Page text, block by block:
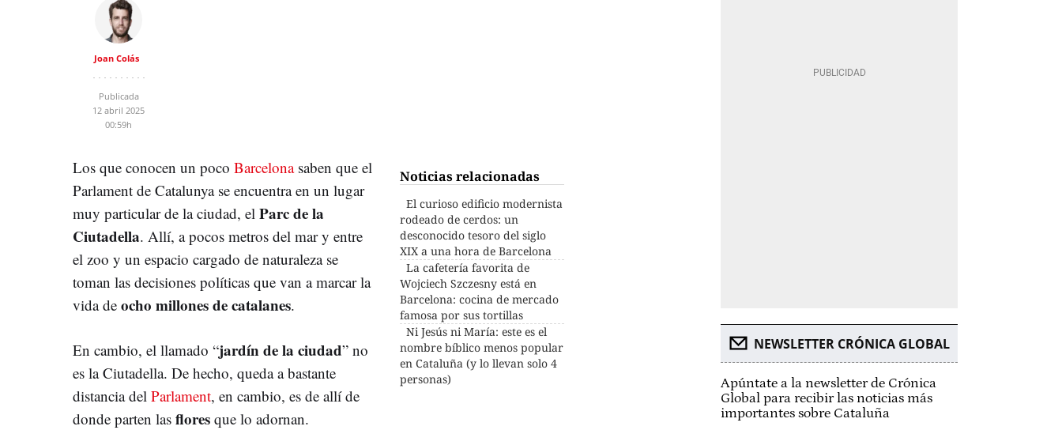
Joan Colás
Publicada
12 abril 2025
00:59h
Noticias relacionadas
El curioso edificio modernista
rodeado de cerdos: un
desconocido tesoro del siglo
XIX a una hora de Barcelona
La cafetería favorita de
Wojciech Szczesny está en
Barcelona: cocina de mercado
famosa por sus tortillas
Ni Jesús ni María: este es el
nombre bíblico menos popular
en Cataluña (y lo llevan solo 4
personas)
Los que conocen un poco Barcelonasaben que el
Parlament de Catalunya se encuentra en un lugar
muy particular de la ciudad, el Parc de la
Ciutadella. Allí, a pocos metros del mar y entre
el zoo y un espacio cargado de naturaleza se
toman las decisiones políticas que van a marcar la
vida de ocho millones de catalanes.
En cambio, el llamado “jardín de la ciudad” no
es la Ciutadella. De hecho, queda a bastante
distancia del Parlament, en cambio, es de allí de
donde parten las flores que lo adornan.
NEWSLETTER CRÓNICA GLOBAL
Apúntate a la newsletter de Crónica
Global para recibir las noticias más
importantes sobre Cataluña